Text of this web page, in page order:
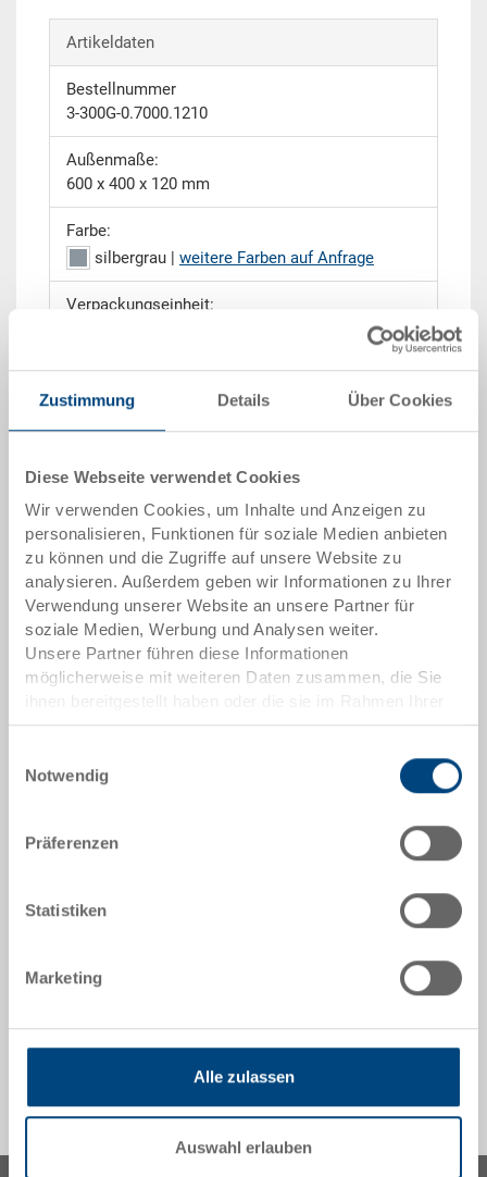
Zustimmung Details Über Cookies
Diese Webseite verwendet Cookies
Wir verwenden Cookies, um Inhalte und Anzeigen zu
personalisieren, Funktionen für soziale Medien anbieten
zu können und die Zugriffe auf unsere Website zu
analysieren. Außerdem geben wir Informationen zu Ihrer
Verwendung unserer Website an unsere Partner für
soziale Medien, Werbung und Analysen weiter.
Unsere Partner führen diese Informationen
möglicherweise mit weiteren Daten zusammen, die Sie
Nutzung der Dienste gesammelt haben.
Notwendig
Präferenzen
Statistiken
Marketing
Alle zulassen
Auswahl erlauben
Artikeldaten
Bestellnummer
3-300G-0.7000.1210
Außenmaße:
600 x 400 x 120 mm
Farbe:
silbergrau | weitere Farben auf Anfrage
Verpackungseinheit:
Technische Daten
Der RAKO Eurobehälter von Utz findet sich in vielen
Bereichen der Industrie und im Handwerk wieder.
Insbesondere die Möglichkeit der manuellen
Beförderung ist aufgrund der 2 Grifflöcher ein
besonderes Merkmal dieses Kunststoffbehälters.
Dieser Eurobehälter mit den Abmessungen 600 x 400
Sonderanfertigungen - Unser Spezialgebiet
Sicherheit & Bestellung